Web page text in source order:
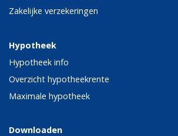
Zakelijke verzekeringen
Hypotheek
Hypotheek info
Overzicht hypotheekrente
Maximale hypotheek
Downloaden